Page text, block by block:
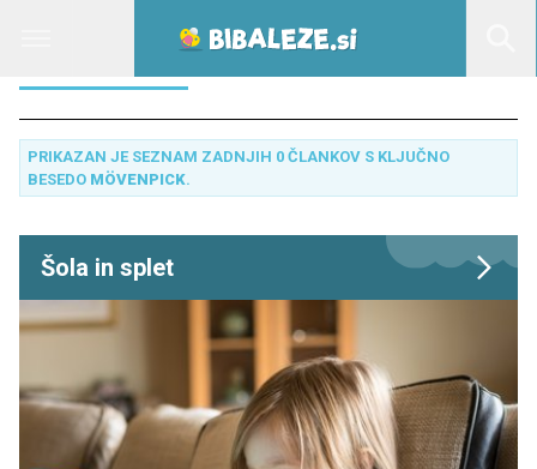
MÖVENPICK
PRIKAZAN JE SEZNAM ZADNJIH 0 ČLANKOV S KLJUČNO
BESEDO MÖVENPICK.
Šola in splet